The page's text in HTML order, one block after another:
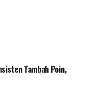
Tambah Poin,